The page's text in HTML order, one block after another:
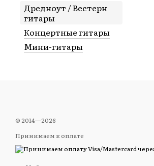
Дредноут / Вестерн
гитары
Концертные гитары
Мини-гитары
© 2014—2026
Принимаем к оплате